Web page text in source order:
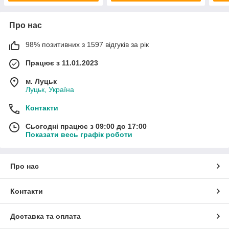
Про нас
98% позитивних з 1597 відгуків за рік
Працює з 11.01.2023
м. Луцьк
Луцьк, Україна
Контакти
Сьогодні працює з 09:00 до 17:00
Показати весь графік роботи
Про нас
Контакти
Доставка та оплата